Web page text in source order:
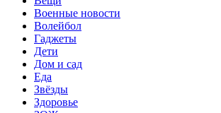
Военные новости
Волейбол
Гаджеты
Дети
Дом и сад
Еда
Звёзды
Здоровье